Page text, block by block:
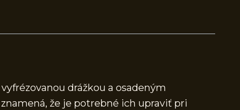
drážkou a osadeným
že je potrebné ich upraviť pri